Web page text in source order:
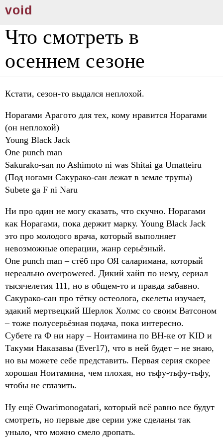
void
Что смотреть в
осеннем сезоне
Кстати, сезон-то выдался неплохой.
Норагами Арагото для тех, кому нравится Норагами
(он неплохой)
Young Black Jack
One punch man
Sakurako-san no Ashimoto ni was Shitai ga Umatteiru
(Под ногами Сакурако-сан лежат в земле трупы)
Subete ga F ni Naru
Ни про один не могу сказать, что скучно. Норагами
как Норагами, пока держит марку. Young Black Jack
это про молодого врача, который выполняет
невозможные операции, жанр серьёзный.
One punch man – стёб про ОЯ саларимана, который
нереально overpowered. Дикий хайп по нему, сериал
тысячелетия 111, но в общем-то и правда забавно.
Сакурако-сан про тётку остеолога, скелеты изучает,
эдакий мертвецкий Шерлок Холмс со своим Ватсоном
– тоже полусерьёзная подача, пока интересно.
Субете га Ф ни нару – Ноитамина по ВН-ке от KID и
Такуми Наказавы (Ever17), что в ней будет – не знаю,
но вы можете себе представить. Первая серия скорее
хорошая Ноитамина, чем плохая, но тьфу-тьфу-тьфу,
чтобы не сглазить.
Ну ещё Owarimonogatari, который всё равно все будут
смотреть, но первые две серии уже сделаны так
уныло, что можно смело дропать.